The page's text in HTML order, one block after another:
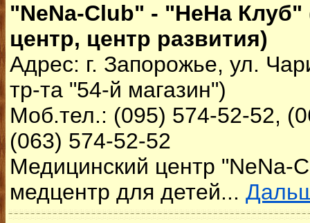
"NeNa-Club" - "НеНа
центр, центр развития)
Адрес: г. Запорожье, ул.
тр-та "54-й магазин")
Моб.тел.: (095) 574-52-52,
(063) 574-52-52
Медицинский центр "NeNa-
медцентр для детей...